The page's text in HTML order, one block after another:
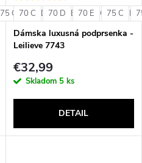
75 C 75 D 80 B 80 C 80 D
70 C 70 D 70 E 75 C
Dámska luxusná podprsenka -
Leilieve 7743
€32,99
Skladom 5 ks
DETAIL